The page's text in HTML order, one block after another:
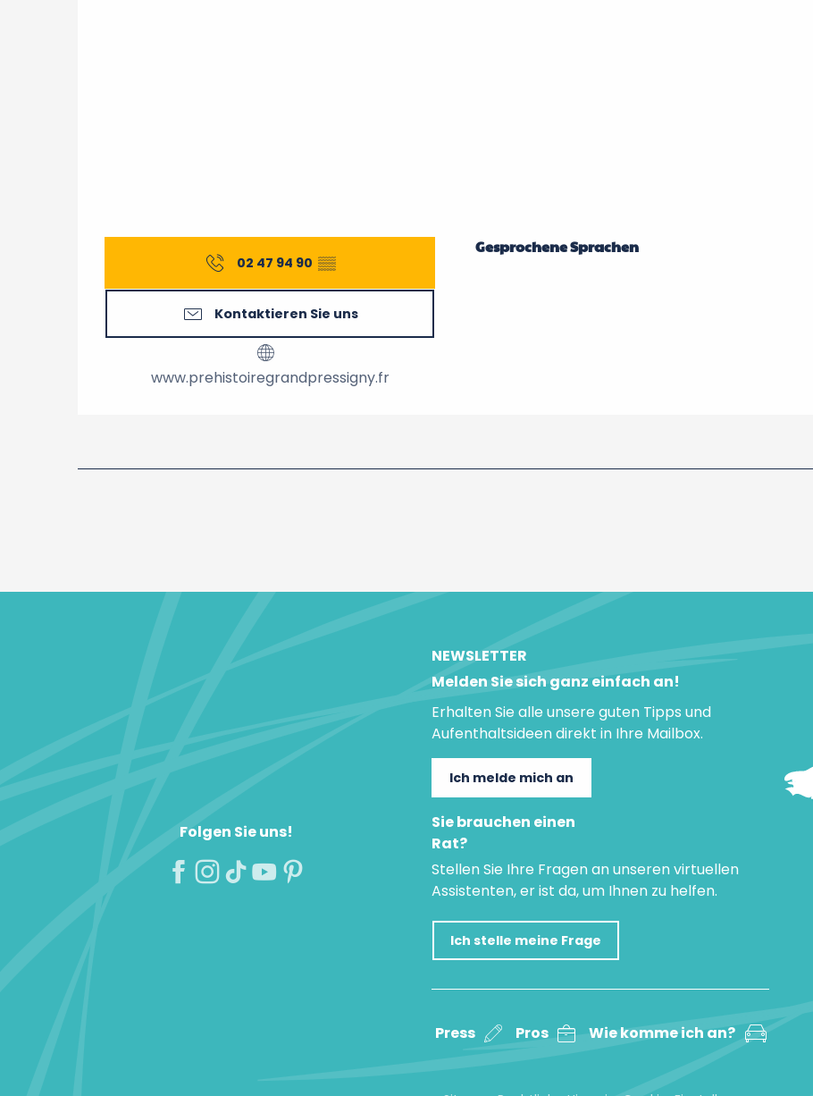
02 47 94 90 ▒▒
Kontaktieren Sie uns
www.prehistoiregrandpressigny.fr
Gesprochene Sprachen
Gesprochene Sprachen
Folgen Sie uns!
NEWSLETTER
Melden Sie sich ganz einfach an!
Erhalten Sie alle unsere guten Tipps und
Aufenthaltsideen direkt in Ihre Mailbox.
Ich melde mich an
Sie brauchen einen
Rat?
Stellen Sie Ihre Fragen an unseren virtuellen
Assistenten, er ist da, um Ihnen zu helfen.
Ich stelle meine Frage
Press Pros Wie komme ich an?